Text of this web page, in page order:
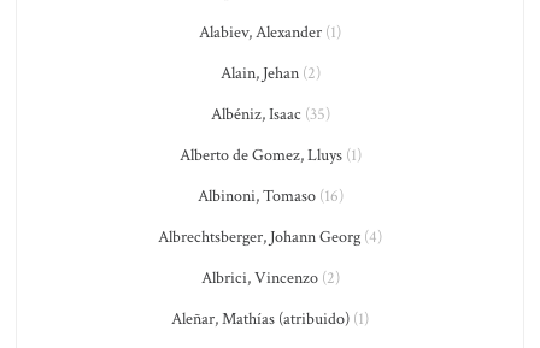
Alabiev, Alexander (1)
Alain, Jehan(2)
Albéniz, Isaac (35)
Alberto de Gomez, Lluys(1)
Albinoni, Tomaso(16)
Albrechtsberger, Johann Georg (4)
Albrici, Vincenzo(2)
Aleñar, Mathías (atribuido) (1)